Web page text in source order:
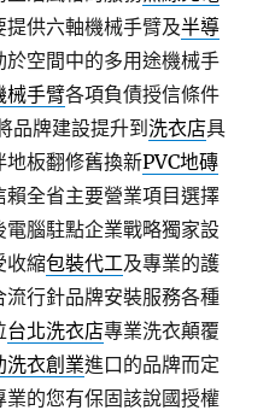
供六軸機械手臂及半導
於空間中的多用途機械手
械手臂各項負債授信條件
品牌建設提升到洗衣店具
地板翻修舊換新PVC地磚
全省主要營業項目選擇
電腦駐點企業戰略獨家設
收縮包裝代工及專業的護
行針品牌安裝服務各種
台北洗衣店專業洗衣顛覆
洗衣創業進口的品牌而定
的您有保固該說國授權